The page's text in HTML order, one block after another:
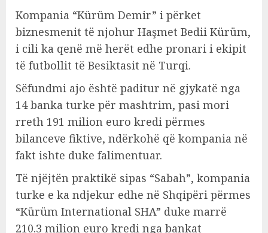
Kompania “Kürüm Demir” i përket
biznesmenit të njohur Haşmet Bedii Kürüm,
i cili ka qenë më herët edhe pronari i ekipit
të futbollit të Besiktasit në Turqi.
Sëfundmi ajo është paditur në gjykatë nga
14 banka turke për mashtrim, pasi mori
rreth 191 milion euro kredi përmes
bilanceve fiktive, ndërkohë që kompania në
fakt ishte duke falimentuar.
Të njëjtën praktikë sipas “Sabah”, kompania
turke e ka ndjekur edhe në Shqipëri përmes
“Kürüm International SHA” duke marrë
210.3 milion euro kredi nga bankat